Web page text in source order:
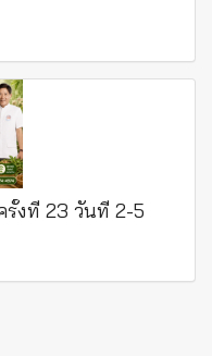
งที่ 23 วันที่ 2-5